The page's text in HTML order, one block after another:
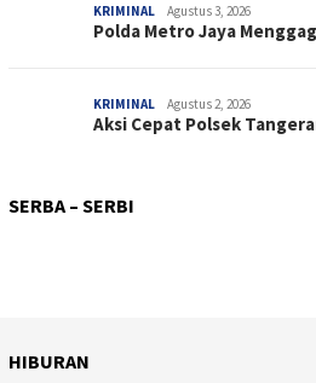
KRIMINAL Agustus 3, 2026
Polda Metro Jaya
KRIMINAL Agustus 2, 2026
Aksi Cepat Polsek
SERBA – SERBI
Respon Cepat Satgas Kepolisian
Kerja Bakti Massal, Rutan
SOSIAL Agustus 1, 2026
Dukung Pelaku Usaha Kecil,
KETAHANAN PANGAN
SOSIAL Juli 31, 2026
HIBURAN
Sentuhan Sinematik Ifan
Taman Bermain Indoor untuk